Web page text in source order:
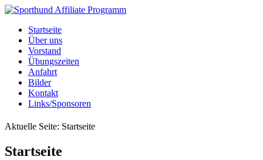
Startseite
Über uns
Vorstand
Übungszeiten
Anfahrt
Bilder
Kontakt
Links/Sponsoren
Aktuelle Seite: Startseite
Startseite